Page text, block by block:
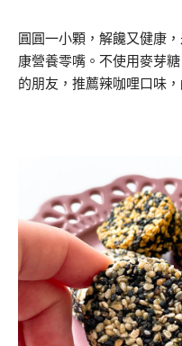
圓圓一小顆，解饞又健康
康營養零嘴。不使用麥芽
的朋友，推薦辣咖哩口味